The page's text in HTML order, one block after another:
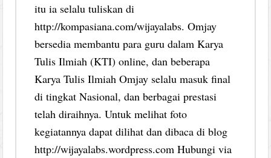
itu ia selalu tuliskan di
http://kompasiana.com/wijayalabs. Omjay
bersedia membantu para guru dalam Karya
Tulis Ilmiah (KTI) online, dan beberapa
Karya Tulis Ilmiah Omjay selalu masuk final
di tingkat Nasional, dan berbagai prestasi
telah diraihnya. Untuk melihat foto
kegiatannya dapat dilihat dan dibaca di blog
http://wijayalabs.wordpress.com Hubungi via